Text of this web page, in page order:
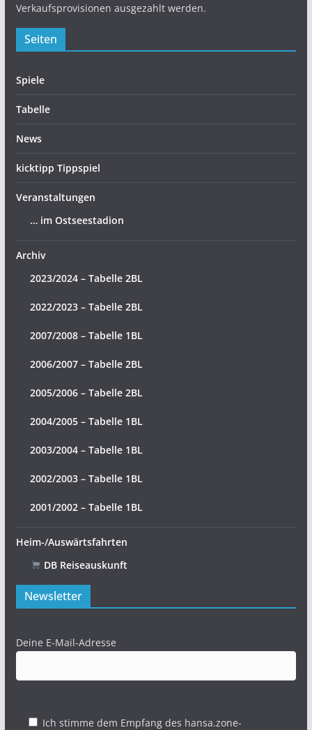
Verkaufsprovisionen ausgezahlt werden.
Seiten
Spiele
Tabelle
News
kicktipp Tippspiel
Veranstaltungen
… im Ostseestadion
Archiv
2023/2024 – Tabelle 2BL
2022/2023 – Tabelle 2BL
2007/2008 – Tabelle 1BL
2006/2007 – Tabelle 2BL
2005/2006 – Tabelle 2BL
2004/2005 – Tabelle 1BL
2003/2004 – Tabelle 1BL
2002/2003 – Tabelle 1BL
2001/2002 – Tabelle 1BL
Heim-/Auswärtsfahrten
DB Reiseauskunft
Newsletter
Deine E-Mail-Adresse
Ich stimme dem Empfang des hansa.zone-